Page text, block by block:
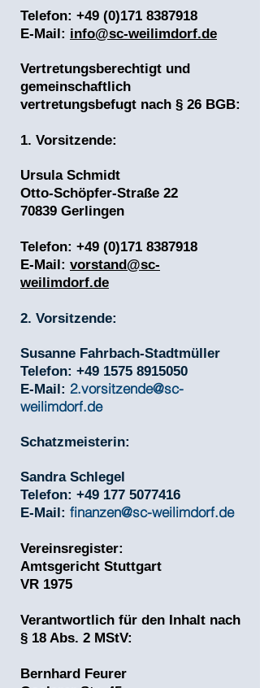
Telefon: +49 (0)171 8387918
E-Mail: info@sc-weilimdorf.de
Vertretungsberechtigt und
gemeinschaftlich
vertretungsbefugt nach § 26 BGB:
1. Vorsitzende:
Ursula Schmidt
Otto-Schöpfer-Straße 22
70839 Gerlingen
Telefon: +49 (0)171 8387918
E-Mail: vorstand@sc-
weilimdorf.de
2. Vorsitzende:
Susanne Fahrbach-Stadtmüller
Telefon: +49 1575 8915050
E-Mail: 2.vorsitzende@sc-
weilimdorf.de
Schatzmeisterin:
Sandra Schlegel
Telefon: +49 177 5077416
E-Mail: finanzen@sc-weilimdorf.de
Vereinsregister:
Amtsgericht Stuttgart
VR 1975
Verantwortlich für den Inhalt nach
§ 18 Abs. 2 MStV:
Bernhard Feurer